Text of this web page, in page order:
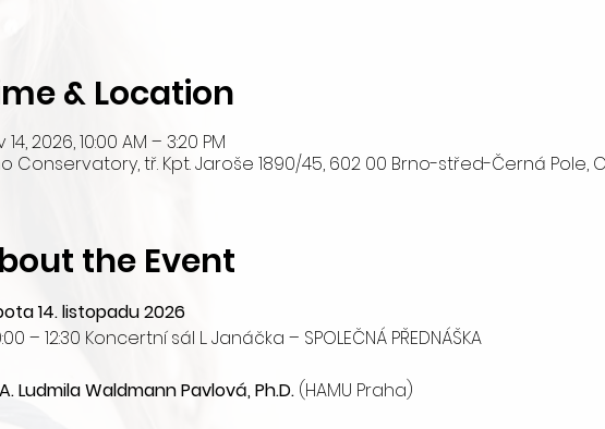
& Location
14, 2026, 10:00 AM – 3:20 PM
Conservatory, tř. Kpt. Jaroše 1890/45, 602 00 Brno-střed-Černá Pole,
the Event
14. listopadu 2026
– 12:30 Koncertní sál L. Janáčka – SPOLEČNÁ PŘEDNÁŠKA
Ludmila Waldmann Pavlová, Ph.D. (HAMU Praha)